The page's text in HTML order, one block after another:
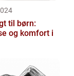
til børn:
og komfort i